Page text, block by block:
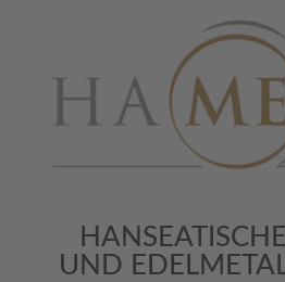
UND